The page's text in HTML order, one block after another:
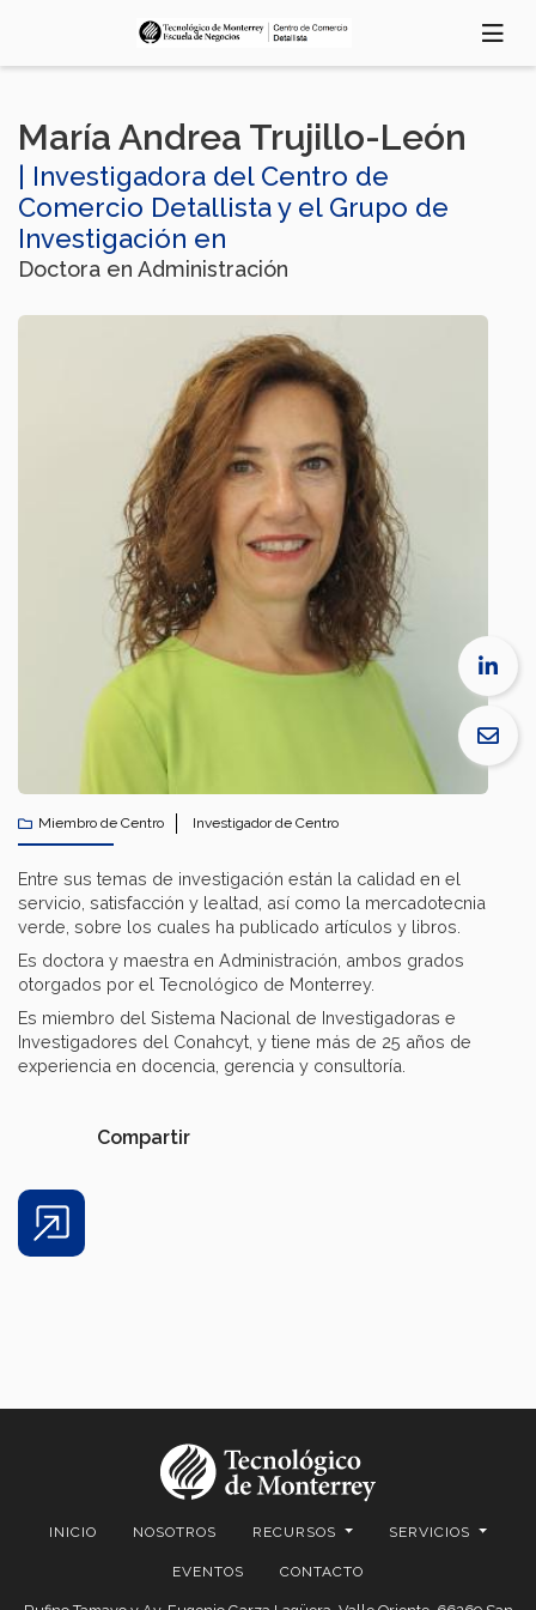
María Andrea Trujillo-León
| Investigadora del Centro de
Comercio Detallista y el Grupo de
Investigación en
Doctora en Administración
Miembro de Centro Investigador de Centro
Entre sus temas de investigación están la calidad en el
servicio, satisfacción y lealtad, así como la mercadotecnia
verde, sobre los cuales ha publicado artículos y libros.
Es doctora y maestra en Administración, ambos grados
otorgados por el Tecnológico de Monterrey.
Es miembro del Sistema Nacional de Investigadoras e
Investigadores del Conahcyt, y tiene más de 25 años de
experiencia en docencia, gerencia y consultoría.
Share
Compartir
INICIO NOSOTROS RECURSOS SERVICIOS
EVENTOS CONTACTO